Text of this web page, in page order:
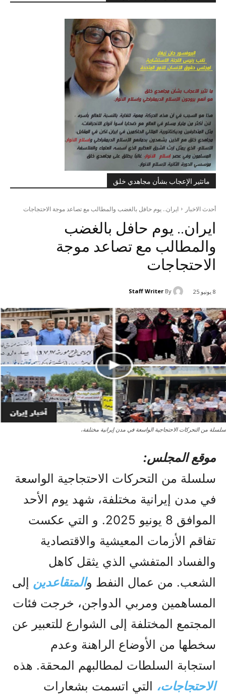
ماتثير الإعجاب بشأن مجاهدي خلق
أحدث الاخبار ایران.. يوم حافل بالغضب والمطالب مع تصاعد موجة الاحتجاجات
ایران.. يوم حافل بالغضب
والمطالب مع تصاعد موجة
الاحتجاجات
8 يونيو 25 By
Staff Writer
سلسلة من التحركات الاحتجاجية الواسعة في مدن إيرانية مختلفة،
موقع المجلس:
سلسلة من التحركات الاحتجاجية الواسعة
في مدن إيرانية مختلفة، شهد يوم الأحد
الموافق 8 يونيو 2025. و التي عكست
تفاقم الأزمات المعيشية والاقتصادية
والفساد المتفشي الذي يثقل كاهل
الشعب. من عمال النفط والمتقاعدين إلى
المساهمين ومربي الدواجن، خرجت فئات
المجتمع المختلفة إلى الشوارع للتعبير عن
سخطها من الأوضاع الراهنة وعدم
استجابة السلطات لمطالبهم المحقة. هذه
الاحتجاجات، التي اتسمت بشعارات